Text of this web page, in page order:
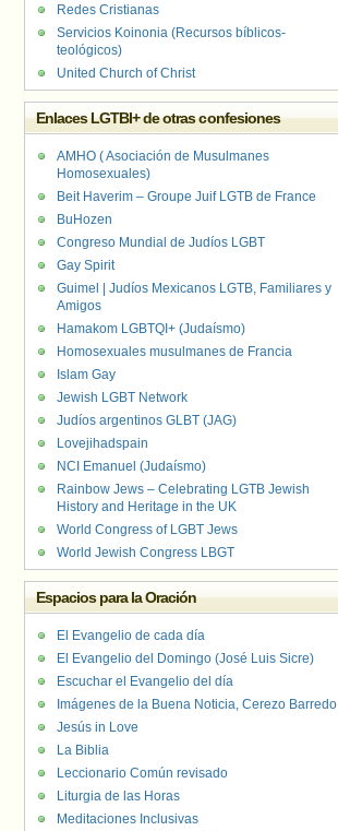
Redes Cristianas
Servicios Koinonia (Recursos bíblicos-
teológicos)
United Church of Christ
Enlaces LGTBI+ de otras confesiones
AMHO ( Asociación de Musulmanes
Homosexuales)
Beit Haverim – Groupe Juif LGTB de France
BuHozen
Congreso Mundial de Judíos LGBT
Gay Spirit
Guimel | Judíos Mexicanos LGTB, Familiares y
Amigos
Hamakom LGBTQI+ (Judaísmo)
Homosexuales musulmanes de Francia
Islam Gay
Jewish LGBT Network
Judíos argentinos GLBT (JAG)
Lovejihadspain
NCI Emanuel (Judaísmo)
Rainbow Jews – Celebrating LGTB Jewish
History and Heritage in the UK
World Congress of LGBT Jews
World Jewish Congress LBGT
Espacios para la Oración
El Evangelio de cada día
El Evangelio del Domingo (José Luis Sicre)
Escuchar el Evangelio del día
Imágenes de la Buena Noticia, Cerezo Barredo
Jesús in Love
La Biblia
Leccionario Común revisado
Liturgia de las Horas
Meditaciones Inclusivas